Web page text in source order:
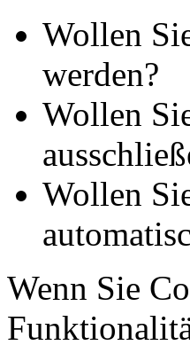
Wollen
werden?
Wollen
Wollen
Wenn Sie